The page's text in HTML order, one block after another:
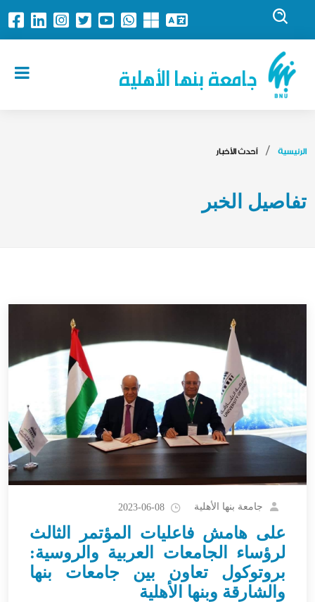
جامعة بنها الأهلية
الرئيسية أحدث الأخبار
تفاصيل الخبر
جامعة بنها الأهلية 2023-06-08
على هامش فاعليات المؤتمر الثالث
لرؤساء الجامعات العربية والروسية:
بروتوكول تعاون بين جامعات بنها
والشارقة وبنها الأهلية